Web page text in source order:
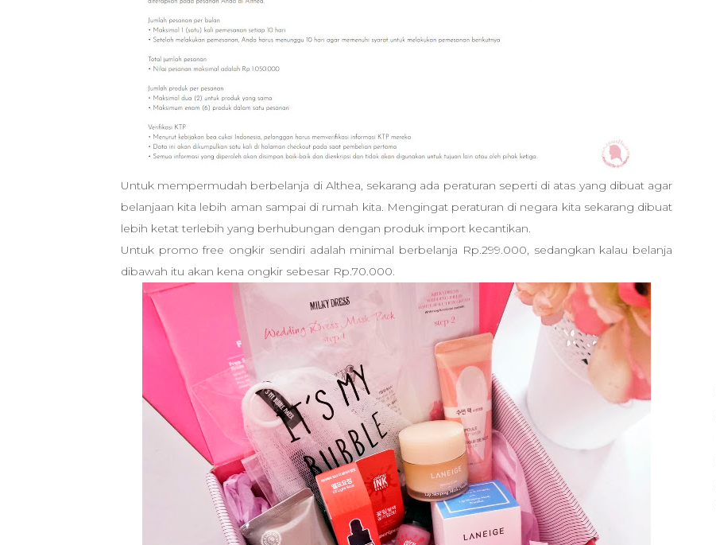
Untuk mempermudah berbelanja di Althea, sekarang ada peraturan seperti di atas yang dibuat agar
belanjaan kita lebih aman sampai di rumah kita. Mengingat peraturan di negara kita sekarang dibuat
lebih ketat terlebih yang berhubungan dengan produk import kecantikan.
Untuk promo free ongkir sendiri adalah minimal berbelanja Rp.299.000, sedangkan kalau belanja
dibawah itu akan kena ongkir sebesar Rp.70.000.